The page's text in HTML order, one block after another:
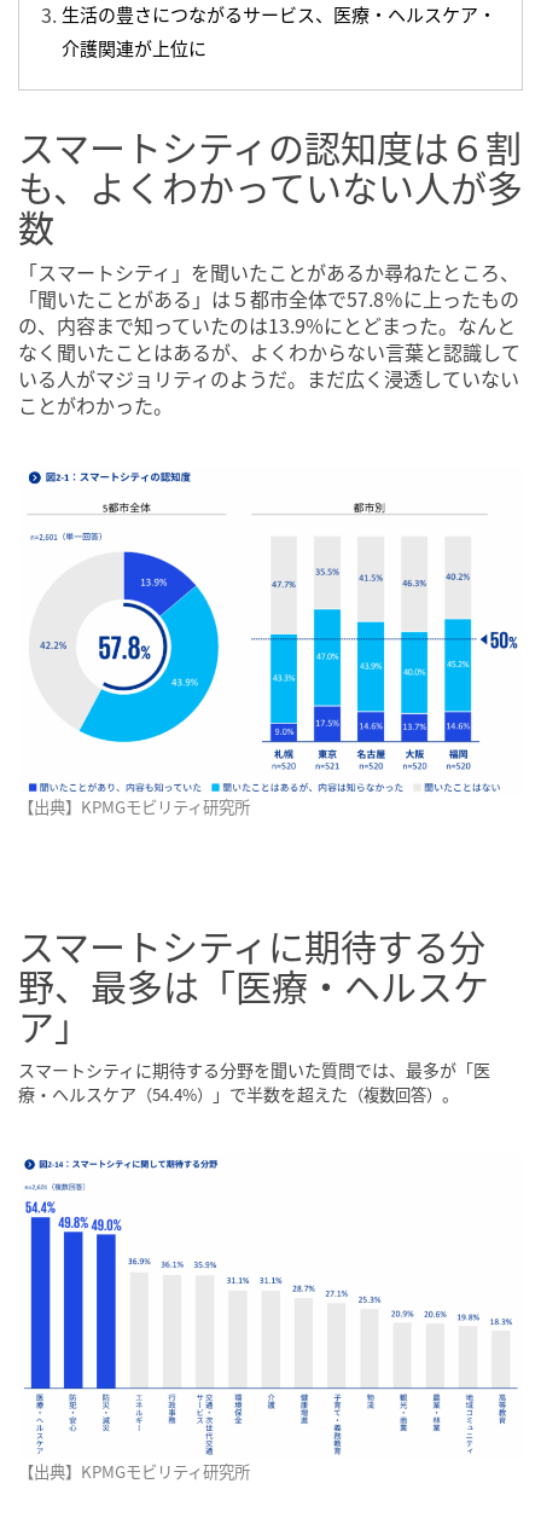
生活の豊さにつながるサービス、医療・ヘルスケア・
介護関連が上位に
スマートシティの認知度は６割
も、よくわかっていない人が多
数
「スマートシティ」を聞いたことがあるか尋ねたところ、
「聞いたことがある」は５都市全体で57.8％に上ったもの
の、内容まで知っていたのは13.9%にとどまった。なんと
なく聞いたことはあるが、よくわからない言葉と認識して
いる人がマジョリティのようだ。まだ広く浸透していない
ことがわかった。
【出典】KPMGモビリティ研究所
スマートシティに期待する分
野、最多は「医療・ヘルスケ
ア」
スマートシティに期待する分野を聞いた質問では、最多が「医
療・ヘルスケア （54.4%） 」で半数を超えた （複数回答） 。
【出典】KPMGモビリティ研究所